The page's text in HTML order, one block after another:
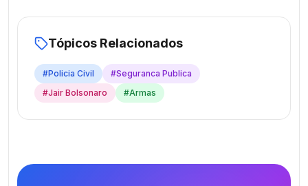
Tópicos Relacionados
#Policia Civil #Seguranca Publica
#Jair Bolsonaro #Armas